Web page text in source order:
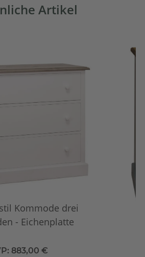
Artikel
Kommode drei
- Eichenplatte
883,00 €